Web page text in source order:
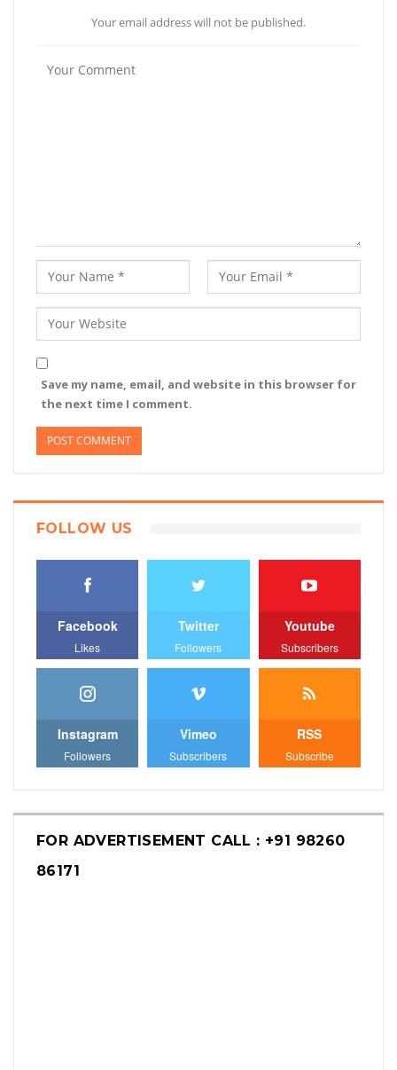
Your email address will not be published.
Save my name, email, and website in this browser for
the next time I comment.
FOLLOW US
Facebook
Likes
Twitter
Followers
Youtube
Subscribers
Instagram
Followers
Vimeo
Subscribers
RSS
Subscribe
FOR ADVERTISEMENT CALL : +91 98260
86171